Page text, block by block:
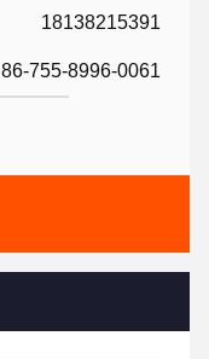
18138215391
86-755-8996-0061